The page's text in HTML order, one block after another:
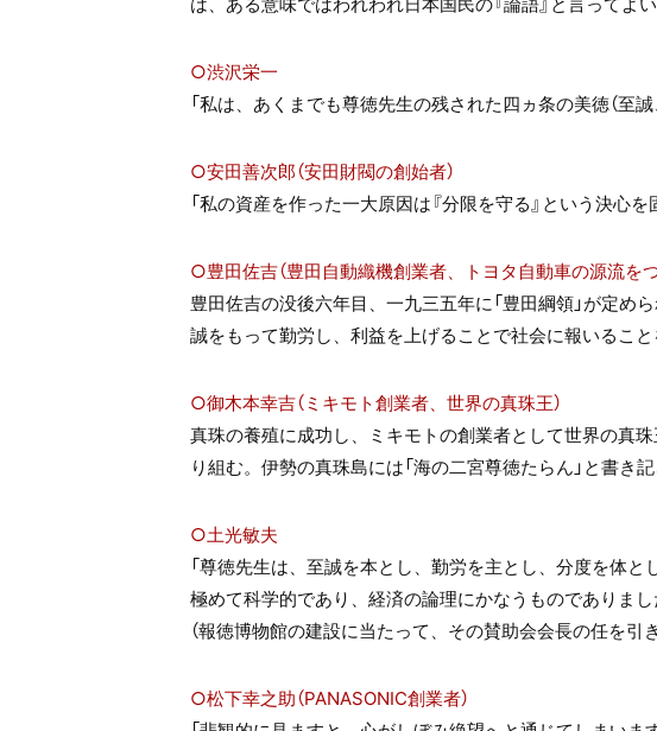
○渋沢栄一
「私は、あくまでも尊徳先生の残された四ヵ条の美徳（至
○安田善次郎（安田財閥の創始者）
「私の資産を作った一大原因は『分限を守る』という決心
○豊田佐吉（豊田自動織機創業者、トヨタ自動車の源流を
豊田佐吉の没後六年目、一九三五年に「豊田綱領」が定
誠をもって勤労し、利益を上げることで社会に報いること
○御木本幸吉（ミキモト創業者、世界の真珠王）
真珠の養殖に成功し、ミキモトの創業者として世界の真
り組む。伊勢の真珠島には「海の二宮尊徳たらん」と書き記
○土光敏夫
「尊徳先生は、至誠を本とし、勤労を主とし、分度を体
極めて科学的であり、経済の論理にかなうものでありまし
（報徳博物館の建設に当たって、その賛助会会長の任を引
○松下幸之助（PANASONIC創業者）